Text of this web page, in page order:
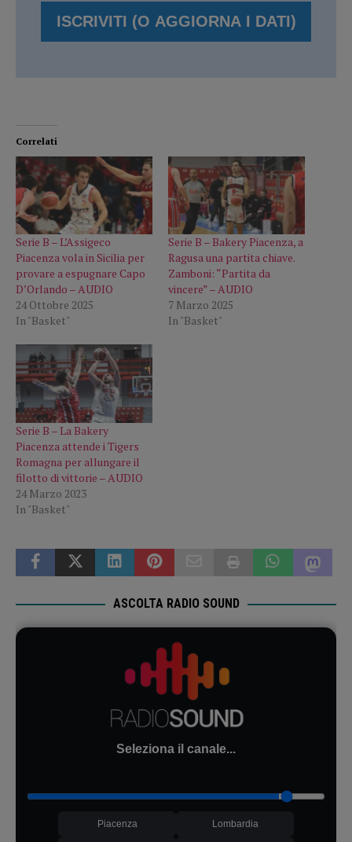
Correlati
Serie B – L’Assigeco
Piacenza vola in Sicilia per
provare a espugnare Capo
D’Orlando – AUDIO
24 Ottobre 2025
In "Basket"
Serie B – Bakery Piacenza, a
Ragusa una partita chiave.
Zamboni: “Partita da
vincere” – AUDIO
7 Marzo 2025
In "Basket"
Serie B – La Bakery
Piacenza attende i Tigers
Romagna per allungare il
filotto di vittorie – AUDIO
24 Marzo 2023
In "Basket"
ASCOLTA RADIO SOUND
Seleziona il canale...
Piacenza Lombardia